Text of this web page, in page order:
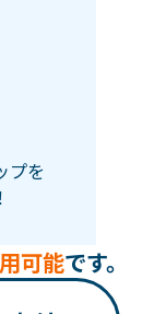
プを
可能です。